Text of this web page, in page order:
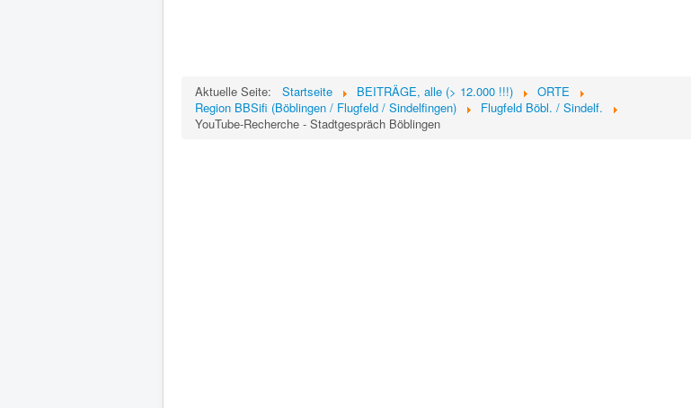
Aktuelle Seite: Startseite BEITRÄGE, alle (> 12.000 !!!)
ORTE
Region BBSifi (Böblingen / Flugfeld / Sindelfingen)
Flugfeld Böbl. / Sindelf.
YouTube-Recherche - Stadtgespräch Böblingen